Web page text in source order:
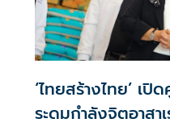
‘ไทยสร้างไทย’ เ
ระดมกำลังจิตอาสา